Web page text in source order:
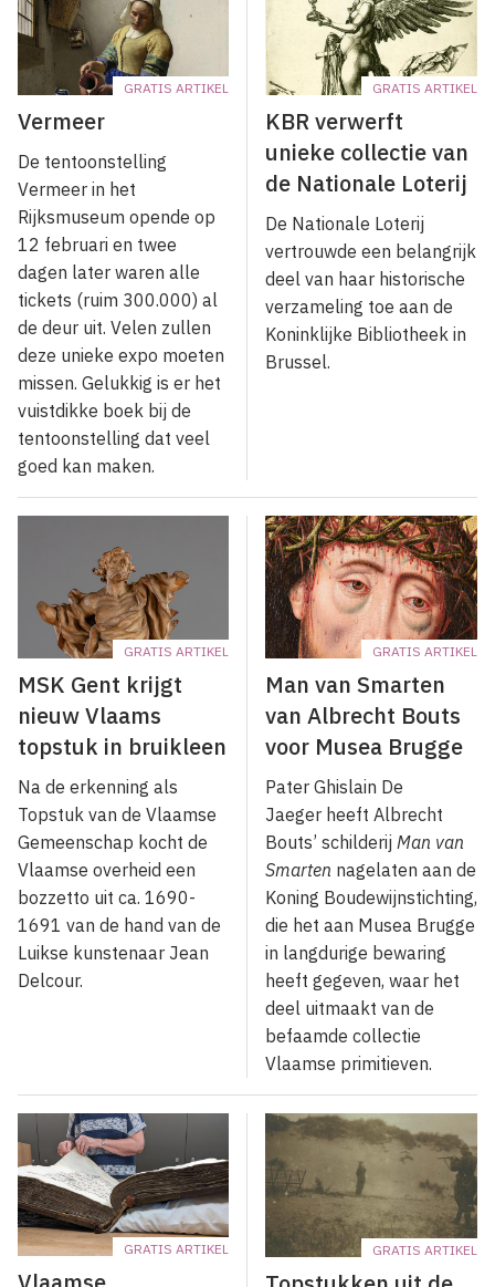
GRATIS ARTIKEL
Vermeer
De tentoonstelling
Vermeer in het
Rijksmuseum opende op
12 februari en twee
dagen later waren alle
tickets (ruim 300.000) al
de deur uit. Velen zullen
deze unieke expo moeten
missen. Gelukkig is er het
vuistdikke boek bij de
tentoonstelling dat veel
goed kan maken.
GRATIS ARTIKEL
KBR verwerft
unieke collectie van
de Nationale Loterij
De Nationale Loterij
vertrouwde een belangrijk
deel van haar historische
verzameling toe aan de
Koninklijke Bibliotheek in
Brussel.
GRATIS ARTIKEL
MSK Gent krijgt
nieuw Vlaams
topstuk in bruikleen
Na de erkenning als
Topstuk van de Vlaamse
Gemeenschap kocht de
Vlaamse overheid een
bozzetto uit ca. 1690-
1691 van de hand van de
Luikse kunstenaar Jean
Delcour.
GRATIS ARTIKEL
Man van Smarten
van Albrecht Bouts
voor Musea Brugge
Pater Ghislain De
Jaeger heeft Albrecht
Bouts’ schilderij Man van
Smarten nagelaten aan de
Koning Boudewijnstichting,
die het aan Musea Brugge
in langdurige bewaring
heeft gegeven, waar het
deel uitmaakt van de
befaamde collectie
Vlaamse primitieven.
GRATIS ARTIKEL GRATIS ARTIKEL